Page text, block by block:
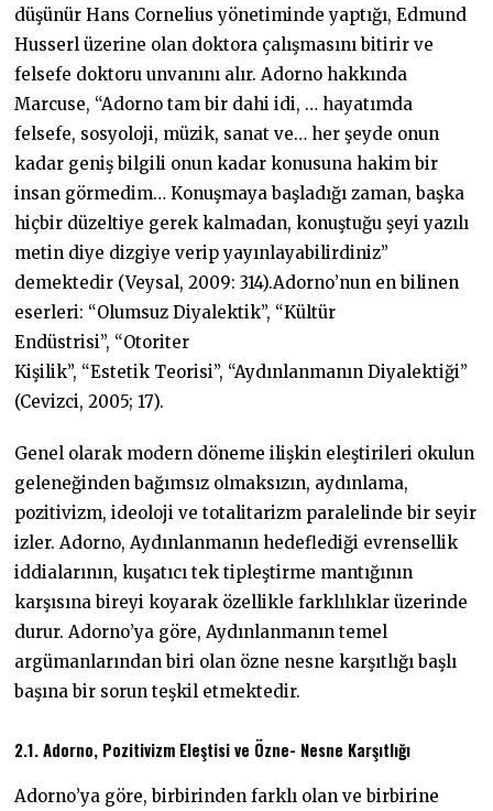
düşünür Hans Cornelius yönetiminde yaptığı, Edmund
Husserl üzerine olan doktora çalışmasını bitirir ve
felsefe doktoru unvanını alır. Adorno hakkında
Marcuse, “Adorno tam bir dahi idi, … hayatımda
felsefe, sosyoloji, müzik, sanat ve… her şeyde onun
kadar geniş bilgili onun kadar konusuna hakim bir
insan görmedim… Konuşmaya başladığı zaman, başka
hiçbir düzeltiye gerek kalmadan, konuştuğu şeyi yazılı
metin diye dizgiye verip yayınlayabilirdiniz”
demektedir (Veysal, 2009: 314).Adorno’nun en bilinen
eserleri: “Olumsuz Diyalektik”, “Kültür
Endüstrisi”, “Otoriter
Kişilik”, “Estetik Teorisi”, “Aydınlanmanın Diyalektiği”
(Cevizci, 2005; 17).
Genel olarak modern döneme ilişkin eleştirileri okulun
geleneğinden bağımsız olmaksızın, aydınlama,
pozitivizm, ideoloji ve totalitarizm paralelinde bir seyir
izler. Adorno, Aydınlanmanın hedeflediği evrensellik
iddialarının, kuşatıcı tek tipleştirme mantığının
karşısına bireyi koyarak özellikle farklılıklar üzerinde
durur. Adorno’ya göre, Aydınlanmanın temel
argümanlarından biri olan özne nesne karşıtlığı başlı
başına bir sorun teşkil etmektedir.
2.1. Adorno, Pozitivizm Eleştisi ve Özne- Nesne Karşıtlığı
Adorno’ya göre, birbirinden farklı olan ve birbirine